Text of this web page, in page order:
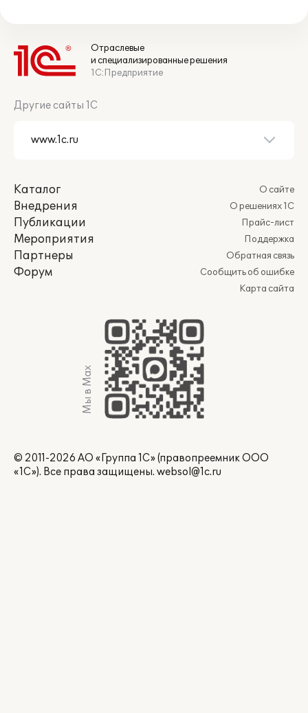
Отраслевые
и специализированные решения
1С:Предприятие
Другие сайты 1С
Каталог
Внедрения
Публикации
Мероприятия
Партнеры
Форум
О сайте
О решениях 1С
Прайс-лист
Поддержка
Обратная связь
Сообщить об ошибке
Карта сайта
Мы в Max
© 2011-2026 АО «Группа 1С» (правопреемник ООО
«1С»). Все права защищены. websol@1c.ru